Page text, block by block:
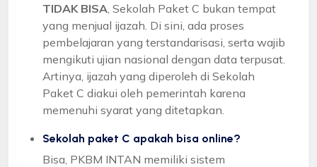
TIDAK BISA , Sekolah Paket C bukan tempat
yang menjual ijazah. Di sini, ada proses
pembelajaran yang terstandarisasi, serta wajib
mengikuti ujian nasional dengan data terpusat.
Artinya, ijazah yang diperoleh di Sekolah
Paket C diakui oleh pemerintah karena
memenuhi syarat yang ditetapkan.
Sekolah paket C apakah bisa online?
Bisa, PKBM INTAN memiliki sistem